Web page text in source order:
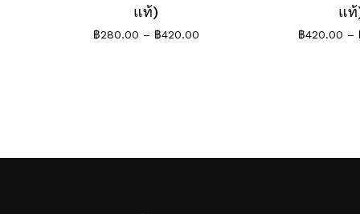
แท้)
฿280.00 – ฿420.00Price
แ
฿420.00 –